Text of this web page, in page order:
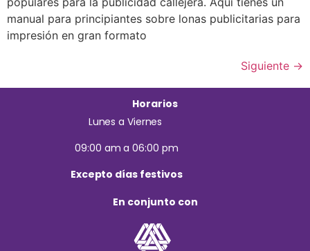
manual para principiantes sobre lonas publicitarias para
impresión en gran formato
Siguiente →
Horarios
Lunes a Viernes
09:00 am a 06:00 pm
Excepto días festivos
En conjunto con